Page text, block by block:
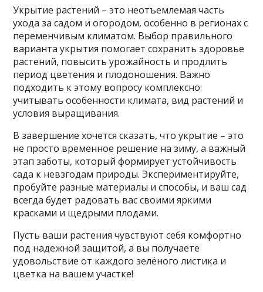
Укрытие растений – это неотъемлемая часть
ухода за садом и огородом, особенно в регионах с
переменчивым климатом. Выбор правильного
варианта укрытия помогает сохранить здоровье
растений, повысить урожайность и продлить
период цветения и плодоношения. Важно
подходить к этому вопросу комплексно:
учитывать особенности климата, вид растений и
условия выращивания.
В завершение хочется сказать, что укрытие – это
не просто временное решение на зиму, а важный
этап заботы, который формирует устойчивость
сада к невзгодам природы. Экспериментируйте,
пробуйте разные материалы и способы, и ваш сад
всегда будет радовать вас своими яркими
красками и щедрыми плодами.
Пусть ваши растения чувствуют себя комфортно
под надежной защитой, а вы получаете
удовольствие от каждого зелёного листика и
цветка на вашем участке!